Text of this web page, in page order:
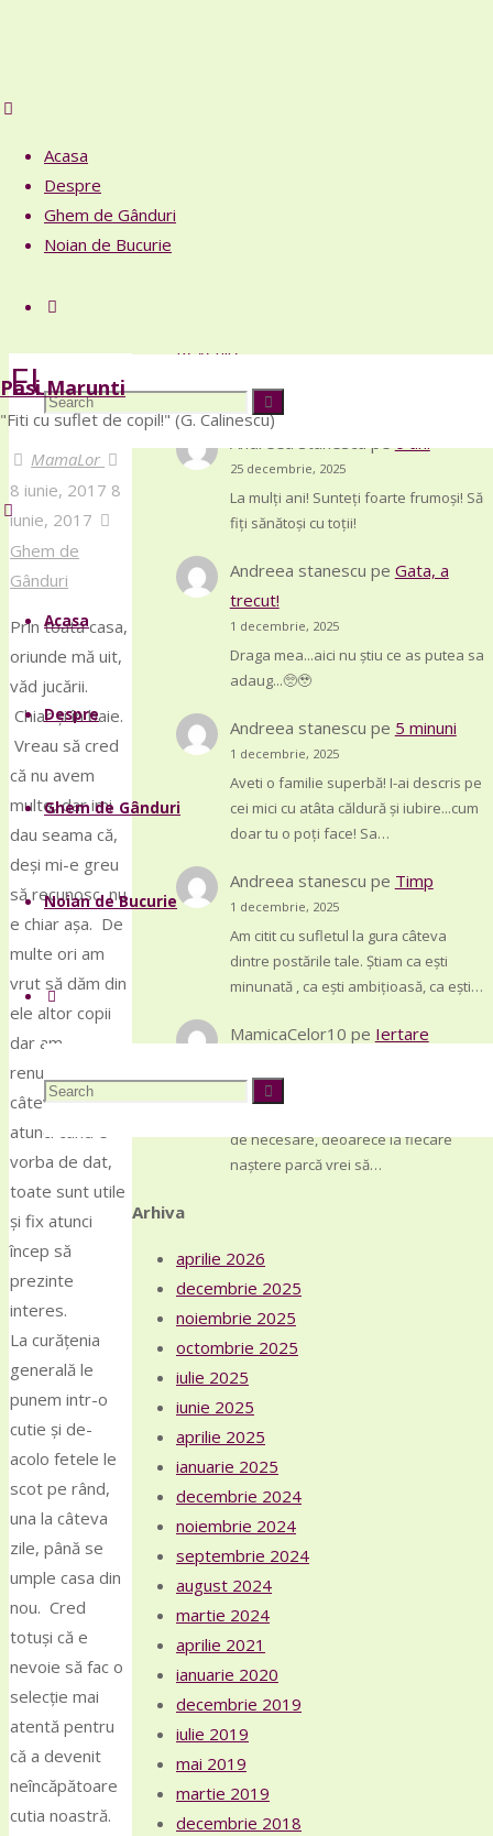
Acasa
Despre
Ghem de Gânduri
Noian de Bucurie
Search
for:
Search
Pasi Marunti
"Fiti cu suflet de copil!" (G. Calinescu)
Skip
to
content
Acasa
Despre
Ghem de Gânduri
Noian de Bucurie
Search
Search Search
Elefanți,
cuci,
cai și
EU
MamaLor
8 iunie, 2017 8
iunie, 2017
Ghem de
Gânduri
Prin toata casa,
oriunde mă uit,
văd jucării.
Chiar și în baie.
Vreau să cred
că nu avem
multe, dar imi
dau seama că,
deși mi-e greu
să recunosc, nu
e chiar așa. De
multe ori am
vrut să dăm din
ele altor copii
dar am
renunțat doar la
câteva, căci,
atunci când e
vorba de dat,
toate sunt utile
și fix atunci
încep să
prezinte
interes.
La curățenia
generală le
punem intr-o
cutie și de-
acolo fetele le
scot pe rând,
una la câteva
zile, până se
umple casa din
nou. Cred
totuși că e
nevoie să fac o
selecție mai
atentă pentru
că a devenit
neîncăpătoare
cutia noastră.
Revenire
Comentarii recente
Andreea stanescupe6 ani
25 decembrie, 2025
La mulți ani! Sunteți foarte frumoși! Să
fiți sănătoși cu toții!
Andreea stanescu pe Gata, a
trecut!
1 decembrie, 2025
Draga mea...aici nu știu ce as putea sa
adaug...🥺🥹
Andreea stanescu pe 5 minuni
1 decembrie, 2025
Aveti o familie superbă! I-ai descris pe
cei mici cu atâta căldură și iubire...cum
doar tu o poți face! Sa…
Andreea stanescu pe Timp
1 decembrie, 2025
Am citit cu sufletul la gura câteva
dintre postările tale. Știam ca ești
minunată , ca ești ambițioasă, ca ești…
MamicaCelor10 pe Iertare
Chiar dacă e târziu, continui să
de necesare, deoarece la fiecare
naștere parcă vrei să…
Arhiva
aprilie 2026
decembrie 2025
noiembrie 2025
octombrie 2025
iulie 2025
iunie 2025
aprilie 2025
ianuarie 2025
decembrie 2024
noiembrie 2024
septembrie 2024
august 2024
martie 2024
aprilie 2021
ianuarie 2020
decembrie 2019
iulie 2019
mai 2019
martie 2019
decembrie 2018